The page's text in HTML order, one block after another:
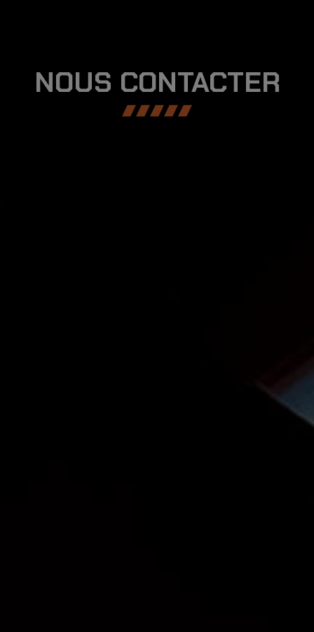
NOUS CONTACTER